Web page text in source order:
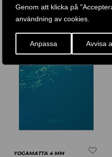
Genom att klicka på
användning av cookies.
Anpassa Avvisa
RELATERADE
YOGAMATTA 4 MM